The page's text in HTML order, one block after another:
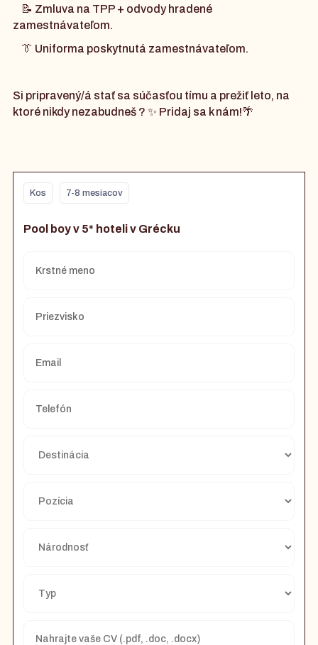
Kos 7-8 mesiacov
Pool boy v 5* hoteli v Grécku
Nahrajte vaše CV (.pdf, .doc, .docx)
📝 Zmluva na TPP + odvody hradené
zamestnávateľom.
👔 Uniforma poskytnutá zamestnávateľom.
Si pripravený/á stať sa súčasťou tímu a prežiť leto, na
ktoré nikdy nezabudneš ? ✨ Pridaj sa k nám!🌴